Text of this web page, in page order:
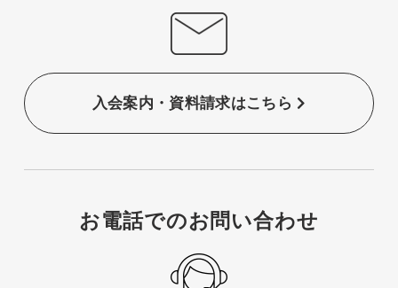
入会案内・資料請求はこちら
お電話でのお問い合わせ